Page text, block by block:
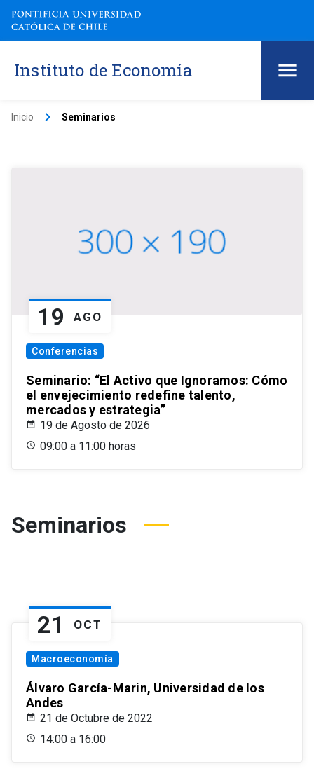
Instituto de Economía
Inicio keyboard_arrow_right Seminarios
19 AGO
Conferencias
Seminario: “El Activo que Ignoramos: Cómo
el envejecimiento redefine talento,
mercados y estrategia”
19 de Agosto de 2026
09:00 a 11:00 horas
Seminarios
21 OCT
Macroeconomía
Álvaro García-Marin, Universidad de los
Andes
21 de Octubre de 2022
14:00 a 16:00